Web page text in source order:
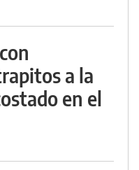
a la
en el